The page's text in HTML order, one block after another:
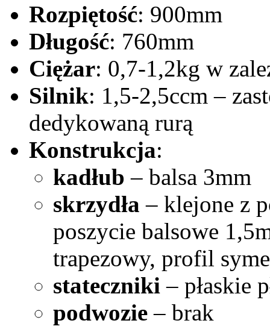
Rozpiętość: 900mm
Długość: 760mm
Ciężar: 0,7-1,2kg w
Silnik: 1,5-2,5ccm –
dedykowaną rurą
Konstrukcja:
kadłub – balsa 3mm
skrzydła – klejone z
poszycie balsowe
trapezowy, profil
stateczniki – płaskie
podwozie – brak